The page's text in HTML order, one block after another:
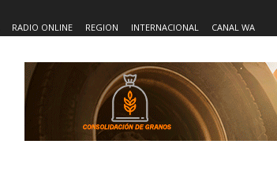
RADIO ONLINE REGION INTERNACIONAL CANAL WA